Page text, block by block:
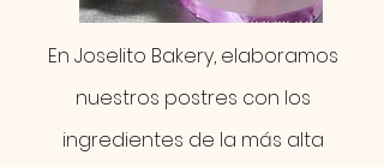
En Joselito Bakery, elaboramos
nuestros postres con los
ingredientes de la más alta